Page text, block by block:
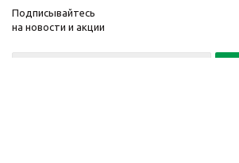
Подписывайтесь
на новости и акции